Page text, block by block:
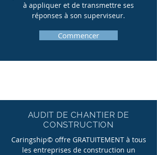
à appliquer et de transmettre ses
réponses à son superviseur.
Commencer
AUDIT DE CHANTIER DE
CONSTRUCTION
Caringship© offre GRATUITEMENT à tous
les entreprises de construction un